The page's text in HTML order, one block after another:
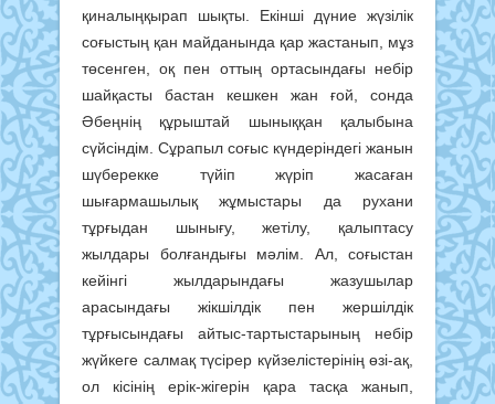
қиналыңқырап шықты. Екінші дүние жүзілік
соғыстың қан майданында қар жастанып, мұз
төсенген, оқ пен оттың ортасындағы небір
шайқасты бастан кешкен жан ғой, сонда
Әбеңнің құрыштай шыныққан қалыбына
сүйсіндім. Сұрапыл соғыс күндеріндегі жанын
шүберекке түйіп жүріп жасаған
шығармашылық жұмыстары да рухани
тұрғыдан шынығу, жетілу, қалыптасу
жылдары болғандығы мәлім. Ал, соғыстан
кейінгі жылдарындағы жазушылар
арасындағы жікшілдік пен жершілдік
тұрғысындағы айтыс-тартыстарының небір
жүйкеге салмақ түсірер күйзелістерінің өзі-ақ,
ол кісінің ерік-жігерін қара тасқа жанып,